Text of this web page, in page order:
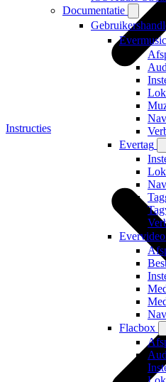
Documentatie
Evermusic
Evertag
Evervideo
Flacbox
Instructies